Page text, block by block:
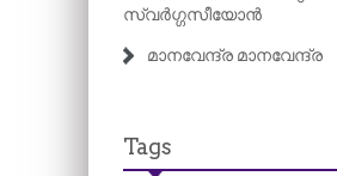
സ്വർഗ്ഗസീയോൻ
മാനവേന്ദ്ര മാനവേന്ദ്ര
Tags